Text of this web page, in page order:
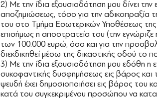
2) Με την ίδια εξουσιοδότηση μου δίνει
αποζημιώσεως, τόσο για την αδικοπραξία
του στο Τμήμα Εσωτερικών Υποθέσεως
επισήμως η αποστρατεία του (την
των 100.000 ευρώ, όσο και για την
διεκδικηθεί μέσω της δικαστικής οδού το
3) Με την ίδια εξουσιοδότηση μου εδόθη
συκοφαντικής δυσφημήσεως εις βάρος
ψευδή έχει δημοσιοποιήσει εις βάρος του
κατά του συγκεκριμένου προσώπου να